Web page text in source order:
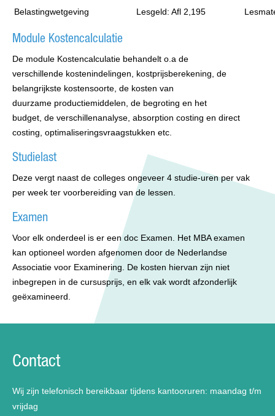
Belastingwetgeving Lesgeld: Afl 2,195
Module Kostencalculatie
De module Kostencalculatie behandelt o.a de
verschillende kostenindelingen, kostprijsberekening, de
belangrijkste kostensoorte, de kosten van
duurzame productiemiddelen, de begroting en het
budget, de verschillenanalyse, absorption costing en direct
costing, optimaliseringsvraagstukken etc.
Studielast
Deze vergt naast de colleges ongeveer 4 studie-uren per vak
per week ter voorbereiding van de lessen.
Examen
Voor elk onderdeel is er een doc Examen. Het MBA examen
kan optioneel worden afgenomen door de Nederlandse
Associatie voor Examinering. De kosten hiervan zijn niet
inbegrepen in de cursusprijs, en elk vak wordt afzonderlijk
geëxamineerd.
Contact
Wij zijn telefonisch bereikbaar tijdens kantooruren: maandag t/m
vrijdag